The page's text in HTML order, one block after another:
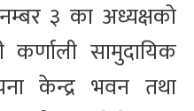
३ का अध्यक्षको
सामुदायिक
केन्द्र भवन तथा